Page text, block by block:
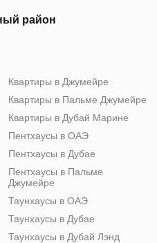
район
Квартиры в Джумейре
Квартиры в Пальме Джумейре
Квартиры в Дубай Марине
Пентхаусы в ОАЭ
Пентхаусы в Дубае
Пентхаусы в Пальме
Джумейре
Таунхаусы в ОАЭ
Таунхаусы в Дубае
Таунхаусы в Дубай Лэнд